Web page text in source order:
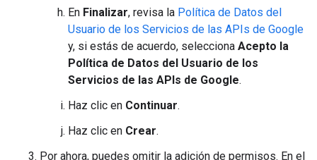
En Finalizar, revisa la Política de Datos del
Usuario de los Servicios de las APIs de Google
y, si estás de acuerdo, selecciona Acepto la
Política de Datos del Usuario de los
Servicios de las APIs de Google.
Haz clic en Continuar.
Haz clic en Crear.
Por ahora, puedes omitir la adición de permisos. En el